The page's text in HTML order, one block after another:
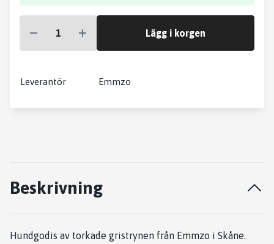
Lägg i korgen
Leverantör Emmzo
Beskrivning
Hundgodis av torkade gristrynen från Emmzo i Skåne.